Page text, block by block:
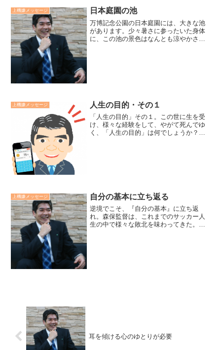
上機嫌メッセージ 日本庭園の池
万博記念公園の日本庭園には、大きな池
があります。少々暑さに参ったいた身体
に、この池の景色はなんとも涼やかさを
上機嫌メッセージ 人生の目的・その１
「人生の目的」その１。この世に生を受
け、様々な経験をして、やがて死んでゆ
く、「人生の目的」は何でしょうか？そ
上機嫌メッセージ 自分の基本に立ち返る
逆境でこそ、『自分の基本』に立ち返
れ。森保監督は、これまでのサッカー人
生の中で様々な敗北を味わってきた。そ
耳を傾ける心のゆとりが必要